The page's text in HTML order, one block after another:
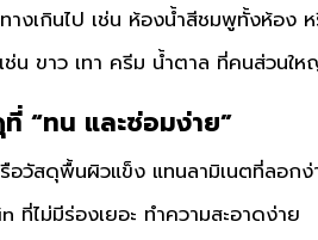
ทางเกินไป เช่น ห้องน้ำสีชมพูทั้งห้อง
ช่น ขาว เทา ครีม น้ำตาล ที่คนส่วนให
“ทน และซ่อมง่าย”
รือวัสดุพื้นผิวแข็ง แทนลามิเนตที่ลอกง่
ที่ไม่มีร่องเยอะ ทำความสะอาดง่าย